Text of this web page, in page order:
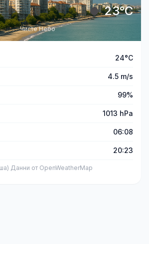
23°C
Чисте Небо
24°C
4.5 m/s
99%
1013 hPa
06:08
20:23
Данни от OpenWeatherMap